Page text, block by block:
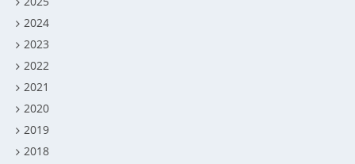
2024
2023
2022
2021
2020
2019
2018